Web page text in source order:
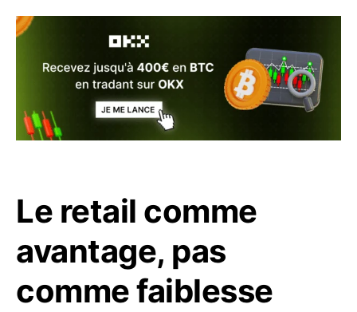
Le retail comme
avantage, pas
comme faiblesse